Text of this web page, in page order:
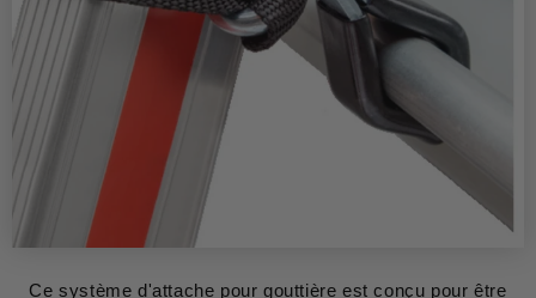
Ce système d'attache pour gouttière est conçu pour être